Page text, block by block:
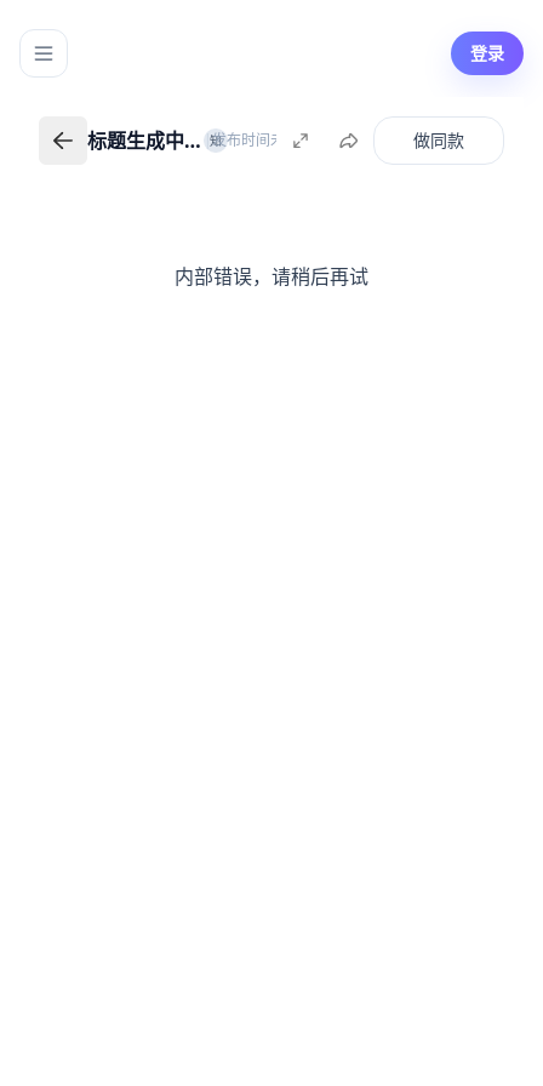
登录
标题生成中…
返回我的知识
标题生成中… 知 知识创作者
|发布时间未知 做同款
内部错误，请稍后再试